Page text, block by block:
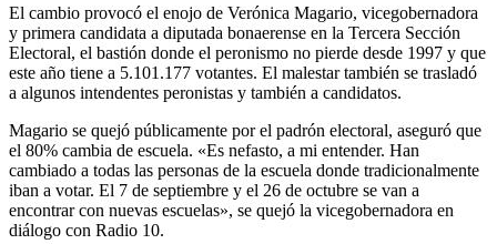
El cambio provocó el enojo de Verónica Magario, vicegobernadora
y primera candidata a diputada bonaerense en la Tercera Sección
Electoral, el bastión donde el peronismo no pierde desde 1997 y que
este año tiene a 5.101.177 votantes. El malestar también se trasladó
a algunos intendentes peronistas y también a candidatos.
Magario se quejó públicamente por el padrón electoral, aseguró que
el 80% cambia de escuela. «Es nefasto, a mi entender. Han
cambiado a todas las personas de la escuela donde tradicionalmente
iban a votar. El 7 de septiembre y el 26 de octubre se van a
encontrar con nuevas escuelas», se quejó la vicegobernadora en
diálogo con Radio 10.